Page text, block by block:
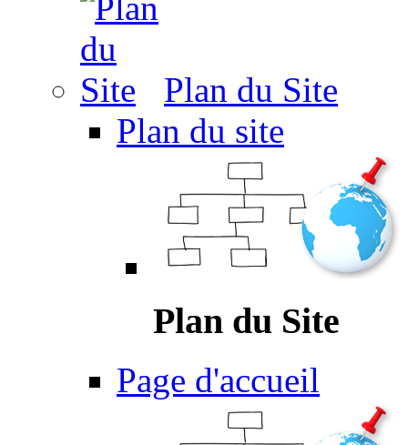
Plan du Site
Plan du site
Plan du Site
Page d'accueil